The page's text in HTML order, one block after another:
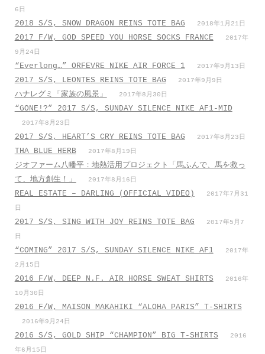
6日
2018 S/S, SNOW DRAGON REINS TOTE BAG 2018年1月21日
2017 F/W, GOD SPEED YOU HORSE SOCKS FRANCE
2017年
9月24日
“Everlong…” ORFEVRE NIKE AIR FORCE 1 2017年9月13日
2017 S/S, LEONTES REINS TOTE BAG 2017年9月9日
ハナレグミ「家族の風景」 2017年8月30日
“GONE!?” 2017 S/S, SUNDAY SILENCE NIKE AF1-MID
2017年8月23日
2017 S/S, HEART’S CRY REINS TOTE BAG 2017年8月23日
THA BLUE HERB 2017年8月19日
ジオファーム八幡平：地熱活用プロジェクト「馬ふんで、馬を救っ
て、地方創生！」
2017年8月16日
REAL ESTATE – DARLING (OFFICIAL VIDEO)
2017年7月31
日
2017 S/S, SING WITH JOY REINS TOTE BAG
2017年5月7
日
“COMING” 2017 S/S, SUNDAY SILENCE NIKE AF1
2017年
2月15日
2016 F/W, DEEP N.F. AIR HORSE SWEAT SHIRTS
2016年
10月30日
2016 F/W, MAISON MAKAHIKI “ALOHA PARIS” T-SHIRTS
2016年9月24日
2016 S/S, GOLD SHIP “CHAMPION” BIG T-SHIRTS
2016
年6月15日